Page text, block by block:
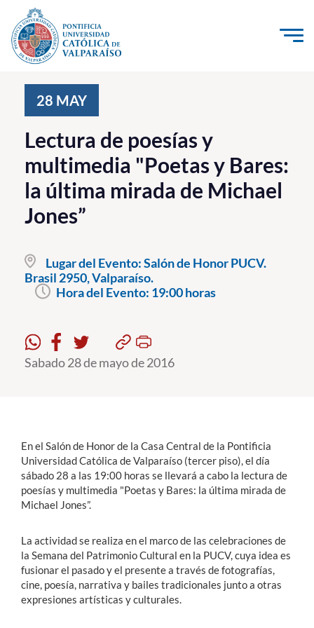
Click acá para ir directamente al contenido
Investigación, Creación e Innovación
PUCV Internacional
Vinculación con el Medio
Admisión
Pregrado
Postgrado
Estudiantes
English
28 MAY
Lectura de poesías y
multimedia "Poetas y Bares:
la última mirada de Michael
Jones”
Lugar del Evento:Salón de Honor PUCV.
Brasil 2950, Valparaíso.
Hora del Evento: 19:00 horas
Sabado 28 de mayo de 2016
En el Salón de Honor de la Casa Central de la Pontificia
Universidad Católica de Valparaíso (tercer piso), el día
sábado 28 a las 19:00 horas se llevará a cabo la lectura de
poesías y multimedia "Poetas y Bares: la última mirada de
Michael Jones”.
La actividad se realiza en el marco de las celebraciones de
la Semana del Patrimonio Cultural en la PUCV, cuya idea es
fusionar el pasado y el presente a través de fotografías,
cine, poesía, narrativa y bailes tradicionales junto a otras
expresiones artísticas y culturales.